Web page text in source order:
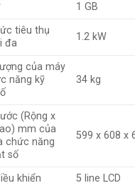
1 GB
tiêu thụ
đa
1.2 kW
của máy
năng kỹ
34 kg
(Rộng x
mm của
chức năng
số
599 x 608 x
khiển
5 line LCD